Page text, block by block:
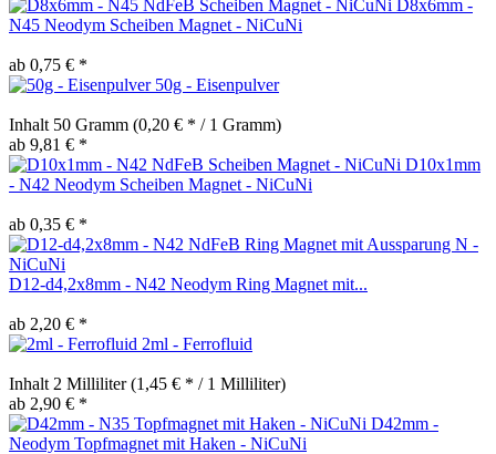
D8x6mm -
N45 Neodym Scheiben Magnet - NiCuNi
ab 0,75 € *
50g - Eisenpulver
Inhalt 50 Gramm (0,20 € * / 1 Gramm)
ab 9,81 € *
D10x1mm
- N42 Neodym Scheiben Magnet - NiCuNi
ab 0,35 € *
D12-d4,2x8mm - N42 Neodym Ring Magnet mit...
ab 2,20 € *
2ml - Ferrofluid
Inhalt 2 Milliliter(1,45 € * / 1 Milliliter)
ab 2,90 € *
D42mm -
Neodym Topfmagnet mit Haken - NiCuNi